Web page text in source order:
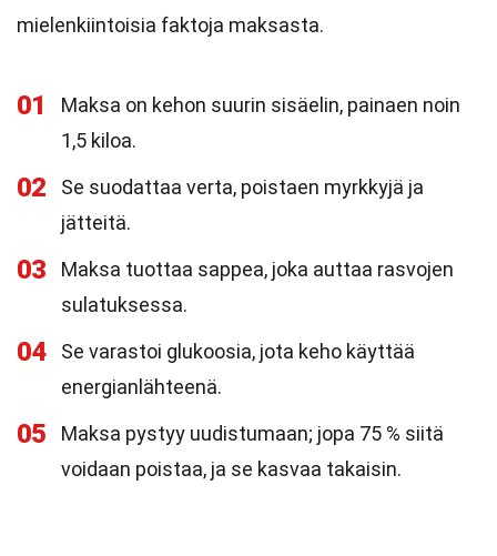
mielenkiintoisia faktoja maksasta.
01
Maksa on kehon suurin sisäelin, painaen noin
1,5 kiloa.
02
Se suodattaa verta, poistaen myrkkyjä ja
jätteitä.
03
Maksa tuottaa sappea, joka auttaa rasvojen
sulatuksessa.
04
Se varastoi glukoosia, jota keho käyttää
energianlähteenä.
05
Maksa pystyy uudistumaan; jopa 75 % siitä
voidaan poistaa, ja se kasvaa takaisin.